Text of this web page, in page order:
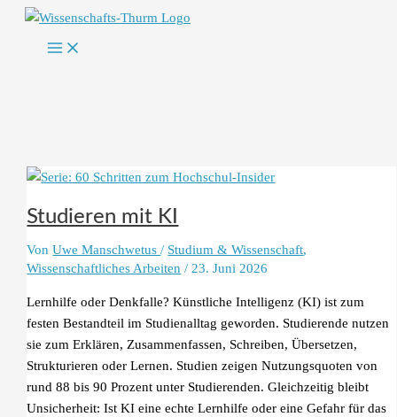
Zum
Studieren mit KI
VonUwe Manschwetus/ Studium & Wissenschaft,
Wissenschaftliches Arbeiten /23. Juni 2026
Lernhilfe oder Denkfalle? Künstliche Intelligenz (KI) ist zum
festen Bestandteil im Studienalltag geworden. Studierende nutzen
sie zum Erklären, Zusammenfassen, Schreiben, Übersetzen,
Strukturieren oder Lernen. Studien zeigen Nutzungsquoten von
rund 88 bis 90 Prozent unter Studierenden. Gleichzeitig bleibt
Unsicherheit: Ist KI eine echte Lernhilfe oder eine Gefahr für das